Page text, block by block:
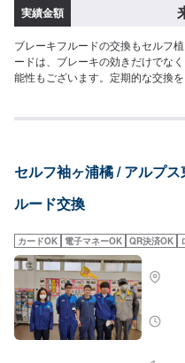
実績金額
ブレーキフルードの交換もセルフ
ードは、ブレーキの効きだけでな
能性もございます。定期的な交換
セルフ袖ヶ浦橘 / アルプ
ルード交換
カードOK 電子マネーOK QR決済OK